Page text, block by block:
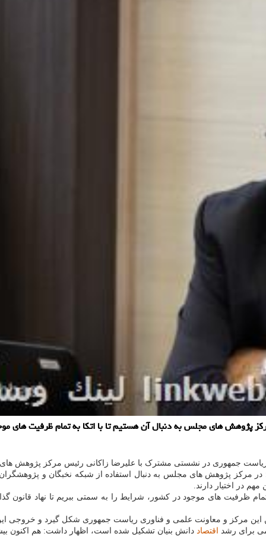
های مجلس به دنبال آن هستیم تا با اتكا به تمام ظرفیت های
ریاست جمهوری در نشستی مشترک با علیرضا زاکانی رئیس مرکز پژوهش
مرکز پژوهش های مجلس به دنبال استفاده از شبکه نخبگان و
در اختیار دارند.
ظرفیت های موجود در کشور، شرایط را به سمتی ببریم تا نهاد قانون
مرکز و معاونت علمی و فناوری ریاست جمهوری شکل گیرد و خروجی
برای رشد اقتصاد دانش بنیان تشکیل شده است، اظهار داشت: هم اکنون بیشتر